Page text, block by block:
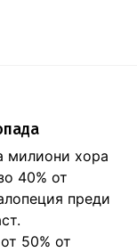
милиони хора
40% от
преди
50% от